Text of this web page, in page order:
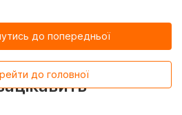
до попередньої
до головної